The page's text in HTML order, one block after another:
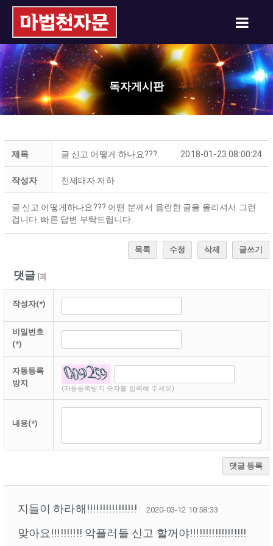
독자게시판
제목 글 신고 어떻게 하나요??? 2018-01-23 08:00:24
작성자 천세태자 저하
글 신고 어떻게하나요??? 어떤 분께서 음란한 글을 올리셔서 그런
겁니다. 빠른 답변 부탁드립니다.
목록 수정 삭제 글쓰기
댓글[3]
작성자(*)
비밀번호
(*)
자동등록
방지
(자동등록방지 숫자를 입력해 주세요)
내용(*)
댓글 등록
지들이 하라해!!!!!!!!!!!!!!!! 2020-03-12 10:58:33
맞아요!!!!!!!!!! 악플러들 신고 할꺼야!!!!!!!!!!!!!!!!!!